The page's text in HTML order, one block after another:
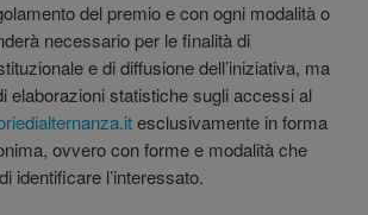
del premio e con ogni modalità o
necessario per le finalità di
e di diffusione dell’iniziativa, ma
elaborazioni statistiche sugli accessi al
esclusivamente in forma
ovvero con forme e modalità che
identificare l’interessato.